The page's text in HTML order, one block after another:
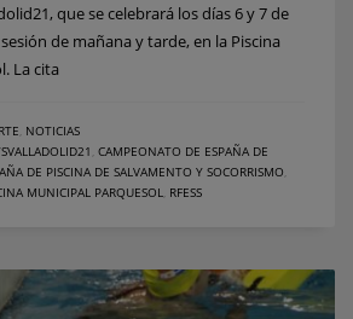
que se celebrará los días 6 y 7 de
de mañana y tarde, en la Piscina
La cita
NOTICIAS
CAMPEONATO DE ESPAÑA DE
DE PISCINA DE SALVAMENTO Y SOCORRISMO
MUNICIPAL PARQUESOL RFESS